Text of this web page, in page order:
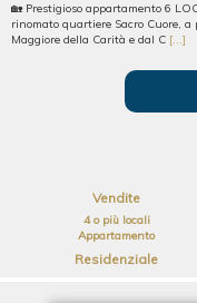
🏡 Prestigioso appartamento 6
rinomato quartiere Sacro Cuore,
Maggiore della Carità e dal C [...]
Vendite
4 o più locali
Appartamento
Residenziale